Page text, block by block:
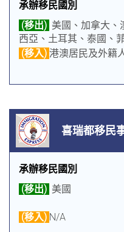
承辦移民國別
(移出) 美國、加拿大、
西亞、土耳其、泰國、
(移入) 港澳居民及外籍
喜瑞都移民
承辦移民國別
(移出) 美國
(移入) N/A